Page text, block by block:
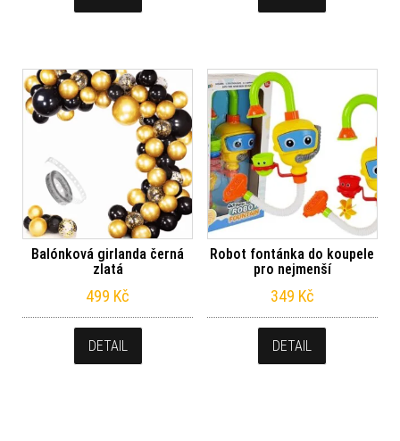
Balónková girlanda černá
zlatá
499 Kč
DETAIL
Robot fontánka do koupele
pro nejmenší
349 Kč
DETAIL